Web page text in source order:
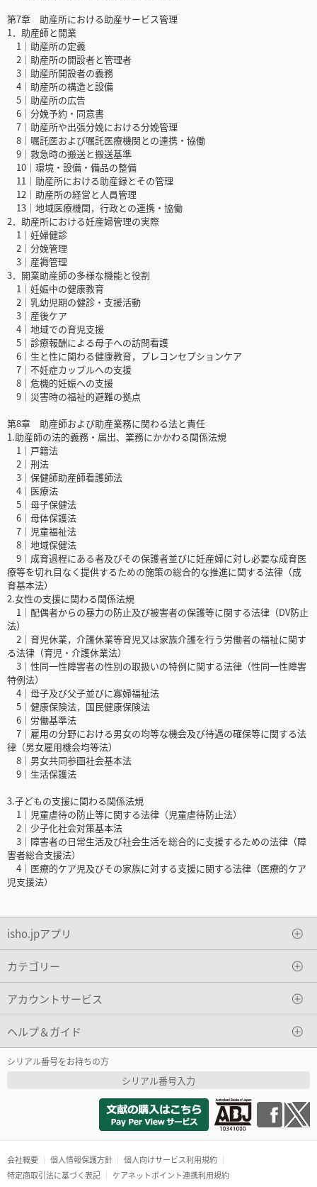
第7章 助産所における助産サービス管理
1．助産師と開業
1｜助産所の定義
2｜助産所の開設者と管理者
3｜助産所開設者の義務
4｜助産所の構造と設備
5｜助産所の広告
6｜分娩予約・同意書
7｜助産所や出張分娩における分娩管理
8｜嘱託医および嘱託医療機関との連携・協働
9｜救急時の搬送と搬送基準
10｜環境・設備・備品の整備
11｜助産所における助産録とその管理
12｜助産所の経営と人員管理
13｜地域医療機関，行政との連携・協働
2．助産所における妊産婦管理の実際
1｜妊婦健診
2｜分娩管理
3｜産褥管理
3．開業助産師の多様な機能と役割
1｜妊娠中の健康教育
2｜乳幼児期の健診・支援活動
3｜産後ケア
4｜地域での育児支援
5｜診療報酬による母子への訪問看護
6｜生と性に関わる健康教育，プレコンセプションケア
7｜不妊症カップルへの支援
8｜危機的妊娠への支援
9｜災害時の福祉的避難の拠点
第8章 助産師および助産業務に関わる法と責任
1.助産師の法的義務・届出、業務にかかわる関係法規
1｜戸籍法
2｜刑法
3｜保健師助産師看護師法
4｜医療法
5｜母子保健法
6｜母体保護法
7｜児童福祉法
8｜地域保健法
9｜成育過程にある者及びその保護者並びに妊産婦に対し必要な成育医
療等を切れ目なく提供するための施策の総合的な推進に関する法律（成
育基本法）
2.女性の支援に関わる関係法規
1｜配偶者からの暴力の防止及び被害者の保護等に関する法律（DV防止
法）
2｜育児休業，介護休業等育児又は家族介護を行う労働者の福祉に関す
る法律（育児・介護休業法）
3｜性同一性障害者の性別の取扱いの特例に関する法律（性同一性障害
特例法）
4｜母子及び父子並びに寡婦福祉法
5｜健康保険法，国民健康保険法
6｜労働基準法
7｜雇用の分野における男女の均等な機会及び待遇の確保等に関する法
律（男女雇用機会均等法）
8｜男女共同参画社会基本法
9｜生活保護法
3.子どもの支援に関わる関係法規
1｜児童虐待の防止等に関する法律（児童虐待防止法）
2｜少子化社会対策基本法
3｜障害者の日常生活及び社会生活を総合的に支援するための法律（障
害者総合支援法）
4｜医療的ケア児及びその家族に対する支援に関する法律（医療的ケア
児支援法）
isho.jpアプリ
カテゴリー
アカウントサービス
ヘルプ＆ガイド
シリアル番号をお持ちの方
シリアル番号入力
会社概要 個人情報保護方針
個人向けサービス利用規約
特定商取引法に基づく表記
ケアネットポイント連携利用規約